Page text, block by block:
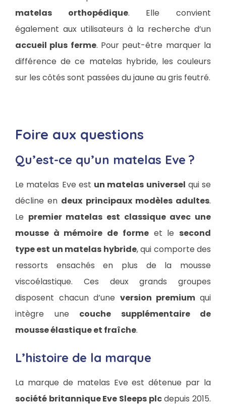
matelas orthopédique. Elle convient
également aux utilisateurs à la recherche d’un
accueil plus ferme. Pour peut-être marquer la
différence de ce matelas hybride, les couleurs
sur les côtés sont passées du jaune au gris feutré.
Foire aux questions
Qu’est-ce qu’un matelas Eve ?
Le matelas Eve est un matelas universel qui se
décline en deux principaux modèles adultes.
Le premier matelas est classique avec une
mousse à mémoire de formeet le second
type est un matelas hybride, qui comporte des
ressorts ensachés en plus de la mousse
viscoélastique. Ces deux grands groupes
disposent chacun d’une version premiumqui
intègre une couche supplémentaire de
mousse élastique et fraîche.
L’histoire de la marque
La marque de matelas Eve est détenue par la
société britannique Eve Sleeps plcdepuis 2015.